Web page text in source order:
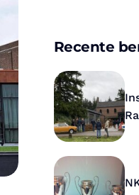
Recente